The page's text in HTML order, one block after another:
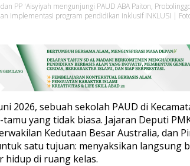
PP 'Aisyiyah mengunjungi PAUD ABA Paiton,
implementasi program pendidikan inklusif INKLUSI |
2026, sebuah sekolah PAUD di
yang tidak biasa. Jajaran Deputi
Kedutaan Besar Australia, dan
satu tujuan: menyaksikan langsung
di ruang kelas.